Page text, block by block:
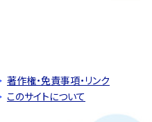
著作権・免責事項・リンク
このサイトについて